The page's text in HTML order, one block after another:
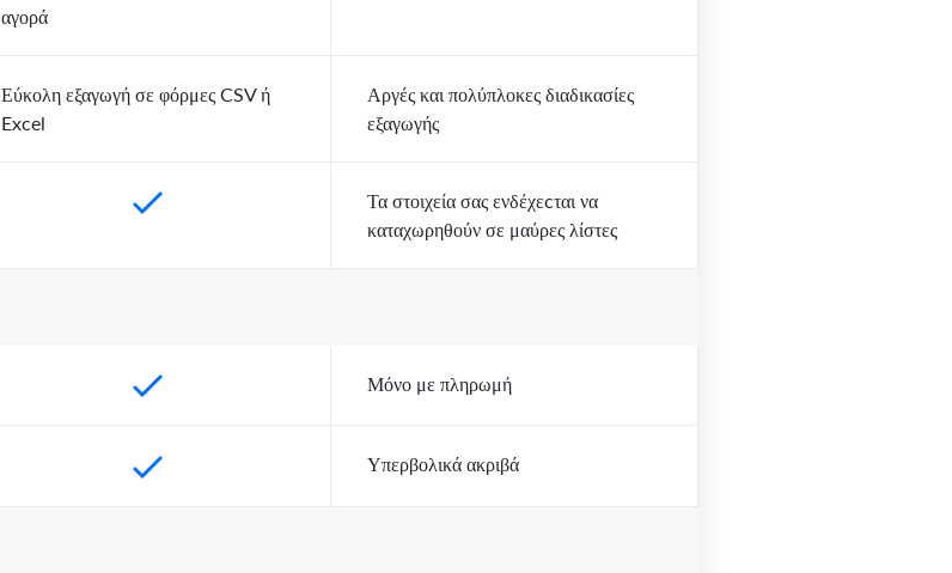
αγορά
Εύκολη εξαγωγή σε φόρμες CSV ή
Excel
Αργές και πολύπλοκες διαδικασίες
εξαγωγής
Τα στοιχεία σας ενδέχεcται να
καταχωρηθούν σε μαύρες λίστες
Μόνο με πληρωμή
Υπερβολικά ακριβά